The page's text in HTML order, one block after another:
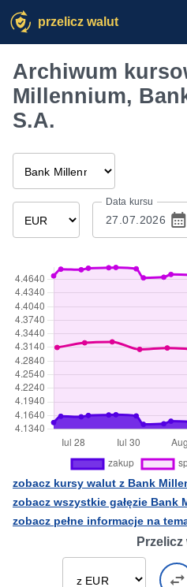
przelicz walut
Archiwum
Millennium,
S.A.
Data kursu
zobacz kursy walut z Bank
zobacz wszystkie gałęzie Bank
zobacz pełne informacje na
Przelicz